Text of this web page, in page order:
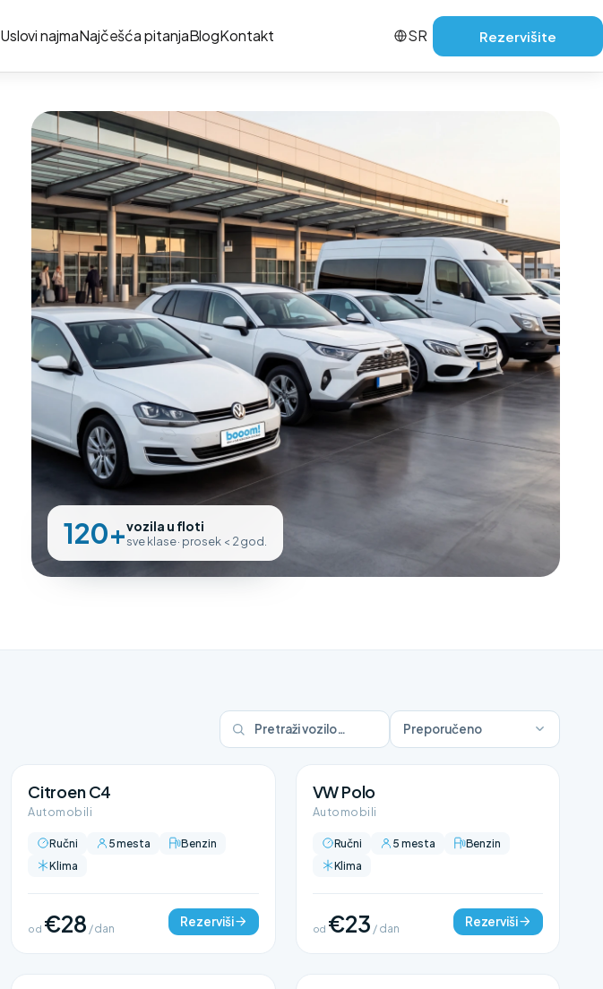
Uslovi najmaNajčešća pitanjaBlogKontakt SR Rezervišite
120+vozila u floti
sve klase · prosek < 2 god.
Preporučeno
Citroen C4
Automobili
Ručni 5 mesta
Benzin
Klima
od €28 / dan Rezerviši
VW Polo
Automobili
Ručni 5 mesta
Benzin
Klima
od €23 / dan Rezerviši